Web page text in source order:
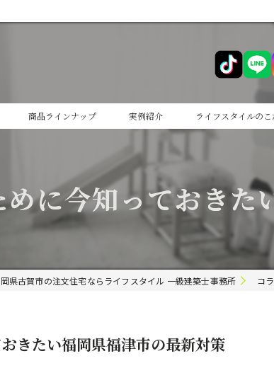
商品ラインナップ
cocoiro+
実例紹介 ライフスタイルのこ
に今知っておきた
県古賀市の注文住宅ならライフスタイル 一級建築士事務所 コ
きたい福岡県福津市の最新対策